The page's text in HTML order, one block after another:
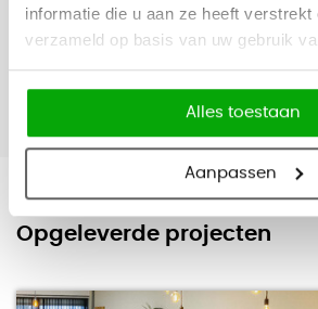
informatie die u aan ze heeft verstrekt
verzameld op basis van uw gebruik
Alles toestaan
Aanpassen
Opgeleverde projecten